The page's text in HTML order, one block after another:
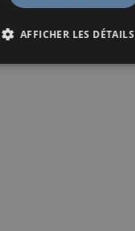
AFFICHER LES DÉTAILS